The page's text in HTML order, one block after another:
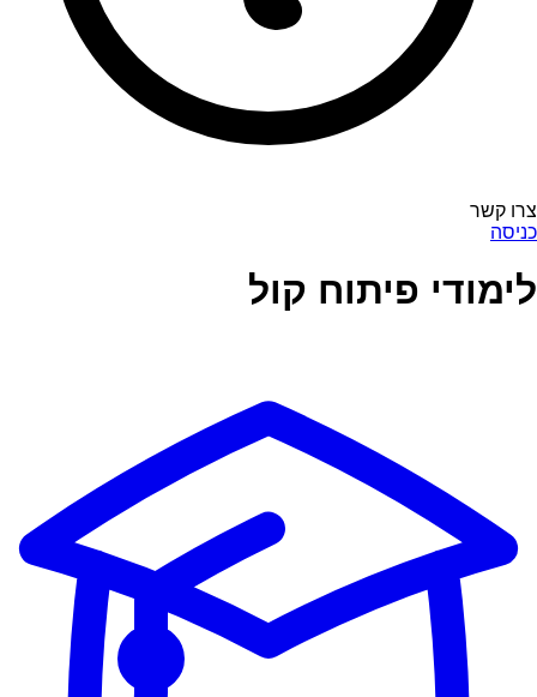
צרו קשר
כניסה
לימודי פיתוח קול